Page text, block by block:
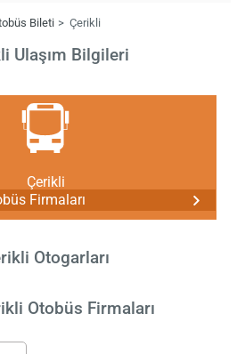
Bileti Çerikli
Ulaşım Bilgileri
Çerikli
Firmaları
Otogarları
Otobüs Firmaları